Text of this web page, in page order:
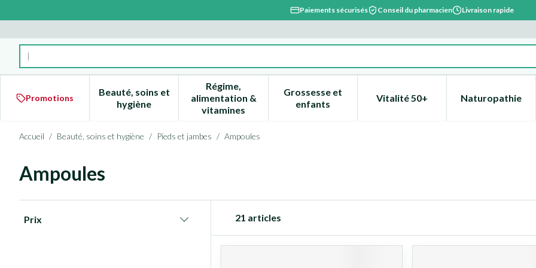
Paiements sécurisés Conseil du pharmacien Livraison rapide
Rechercher
Promotions
Beauté, soins et
hygièneAfficher le sous-menu pour la catégorie Beauté, soins et hygiène
Régime,
alimentation &
vitamines
Afficher le sous-menu pour la catégorie Régime, alimentation &
Grossesse et
enfantsAfficher le sous-menu pour la catégorie
Vitalité 50+Afficher le sous-menu pour la
Naturopathie
Afficher
Accueil / Beauté, soins et hygiène / Pieds et jambes / Ampoules
Ampoules
Prix
21 articles